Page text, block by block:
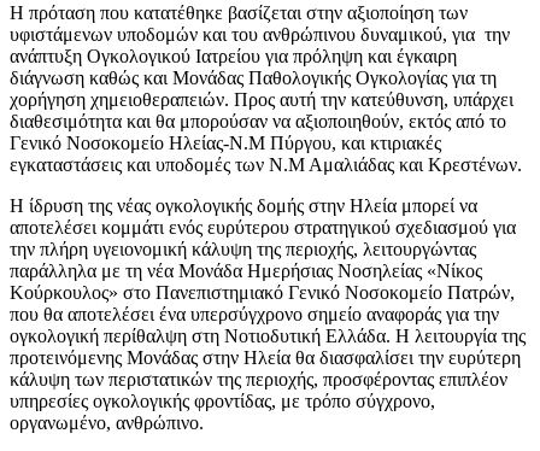
Η πρόταση που κατατέθηκε βασίζεται στην αξιοποίηση των
υφιστάμενων υποδομών και του ανθρώπινου δυναμικού, για την
ανάπτυξη Ογκολογικού Ιατρείου για πρόληψη και έγκαιρη
διάγνωση καθώς και Μονάδας Παθολογικής Ογκολογίας για τη
χορήγηση χημειοθεραπειών. Προς αυτή την κατεύθυνση, υπάρχει
διαθεσιμότητα και θα μπορούσαν να αξιοποιηθούν, εκτός από το
Γενικό Νοσοκομείο Ηλείας-Ν.Μ Πύργου, και κτιριακές
εγκαταστάσεις και υποδομές των Ν.Μ Αμαλιάδας και Κρεστένων.
Η ίδρυση της νέας ογκολογικής δομής στην Ηλεία μπορεί να
αποτελέσει κομμάτι ενός ευρύτερου στρατηγικού σχεδιασμού για
την πλήρη υγειονομική κάλυψη της περιοχής, λειτουργώντας
παράλληλα με τη νέα Μονάδα Ημερήσιας Νοσηλείας «Νίκος
Κούρκουλος» στο Πανεπιστημιακό Γενικό Νοσοκομείο Πατρών,
που θα αποτελέσει ένα υπερσύγχρονο σημείο αναφοράς για την
ογκολογική περίθαλψη στη Νοτιοδυτική Ελλάδα. Η λειτουργία της
προτεινόμενης Μονάδας στην Ηλεία θα διασφαλίσει την ευρύτερη
κάλυψη των περιστατικών της περιοχής, προσφέροντας επιπλέον
υπηρεσίες ογκολογικής φροντίδας, με τρόπο σύγχρονο,
οργανωμένο, ανθρώπινο.